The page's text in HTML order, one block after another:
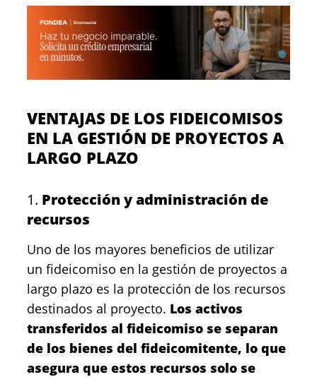
VENTAJAS DE LOS FIDEICOMISOS
EN LA GESTIÓN DE PROYECTOS A
LARGO PLAZO
1. Protección y administración de
recursos
Uno de los mayores beneficios de utilizar
un fideicomiso en la gestión de proyectos a
largo plazo es la protección de los recursos
destinados al proyecto. Los activos
transferidos al fideicomiso se separan
de los bienes del fideicomitente, lo que
asegura que estos recursos solo se